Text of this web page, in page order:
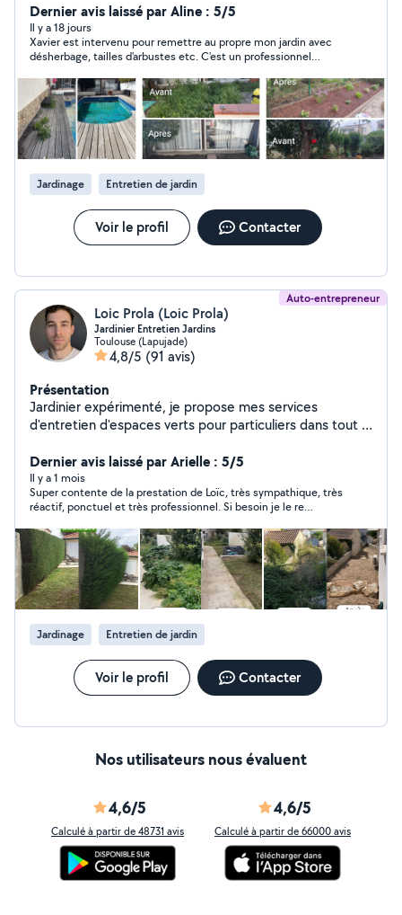
claquée 24/24. Remplacement de cylindres toutes
marques. Installation de verrous et serrures. Côté
JARDIN (entretien et remise au propre). CESU possible
(crédit d'impôt à 50%) Tonte de pelouse et
débroussaillage. Tailles de haies arbustes et rosiers.
Évacuation des déchets verts. Dechetterie
Dernier avis laissé par Aline : 5/5
Il y a 18 jours
Xavier est intervenu pour remettre au propre mon jardin avec
désherbage, tailles d'arbustes etc. C'est un professionnel
suis contente du résultat, et ferai de nouveau appel à lui sans
aucun doute. Le plus : l'évacuation des déchets est comprise
dans la prestation, ce qui rend le tarif vraiment attractif.
Jardinage Entretien de jardin
Voir le profil Contacter
Auto-entrepreneur
Loic Prola (Loic Prola)
Jardinier Entretien Jardins
Toulouse (Lapujade)
4,8/5 (91 avis)
Présentation
Jardinier expérimenté, je propose mes services
d'entretien d'espaces verts pour particuliers dans tout le
(tondeuse et grandes surfaces au tracteur)
Débroussaillage Taille de haies Soufflage de feuilles
Désherbage et entretien général Je possède tout le
matériel professionnel nécessaire J'ai un camion pour
l'évacuation des déchets verts Plusieurs années
d'expérience Intervention rapide dans tout le 31 (Haute-
Garonne) Devis gratuit sur demande
Dernier avis laissé par Arielle : 5/5
Il y a 1 mois
Super contente de la prestation de Loïc, très sympathique, très
réactif, ponctuel et très professionnel. Si besoin je le re
Jardinage Entretien de jardin
Voir le profil Contacter
Nos utilisateurs nous évaluent
4,6/5
Calculé à partir de 48731 avis
4,6/5
Calculé à partir de 66000 avis